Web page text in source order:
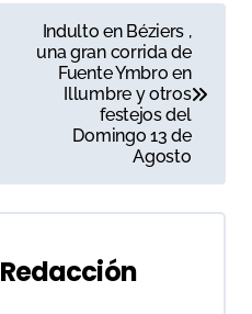
Indulto en Béziers ,
una gran corrida de
Fuente Ymbro en
Illumbre y otros
festejos del
Domingo 13 de
Agosto
Redacción